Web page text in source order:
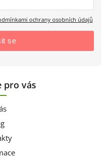
ochrany osobních údajů
se
pro vás